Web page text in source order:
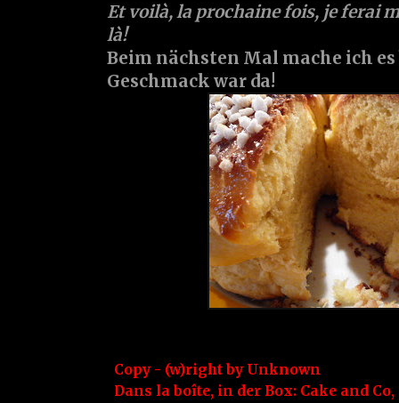
Et voilà, la prochaine fois, je ferai
là!
Beim nächsten Mal mache ich es
Geschmack war da!
Copy - (w)right by Unknown
Dans la boîte, in der Box: Cake and Co,